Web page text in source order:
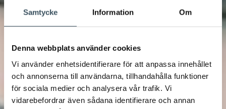
Samtycke Information Om
Denna webbplats använder cookies
Vi använder enhetsidentifierare för att anpassa innehållet
och annonserna till användarna, tillhandahålla funktioner
för sociala medier och analysera vår trafik. Vi
vidarebefordrar även sådana identifierare och annan